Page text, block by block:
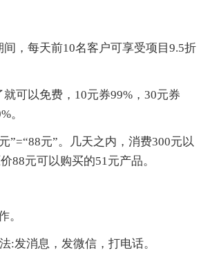
每天前10名客户可享受项目9.5折
以免费，10元券99%，30元券
。
元”。几天之内，消费300元以
88元可以购买的51元产品。
消息，发微信，打电话。